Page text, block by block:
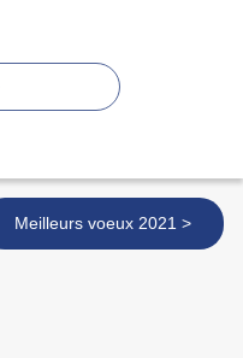
Meilleurs voeux 2021 >